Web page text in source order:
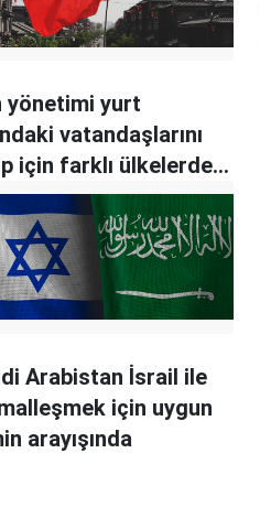
yönetimi yurt
vatandaşlarını
için farklı ülkelerde
karakol kurdu"
Arabistan İsrail ile
için uygun
arayışında